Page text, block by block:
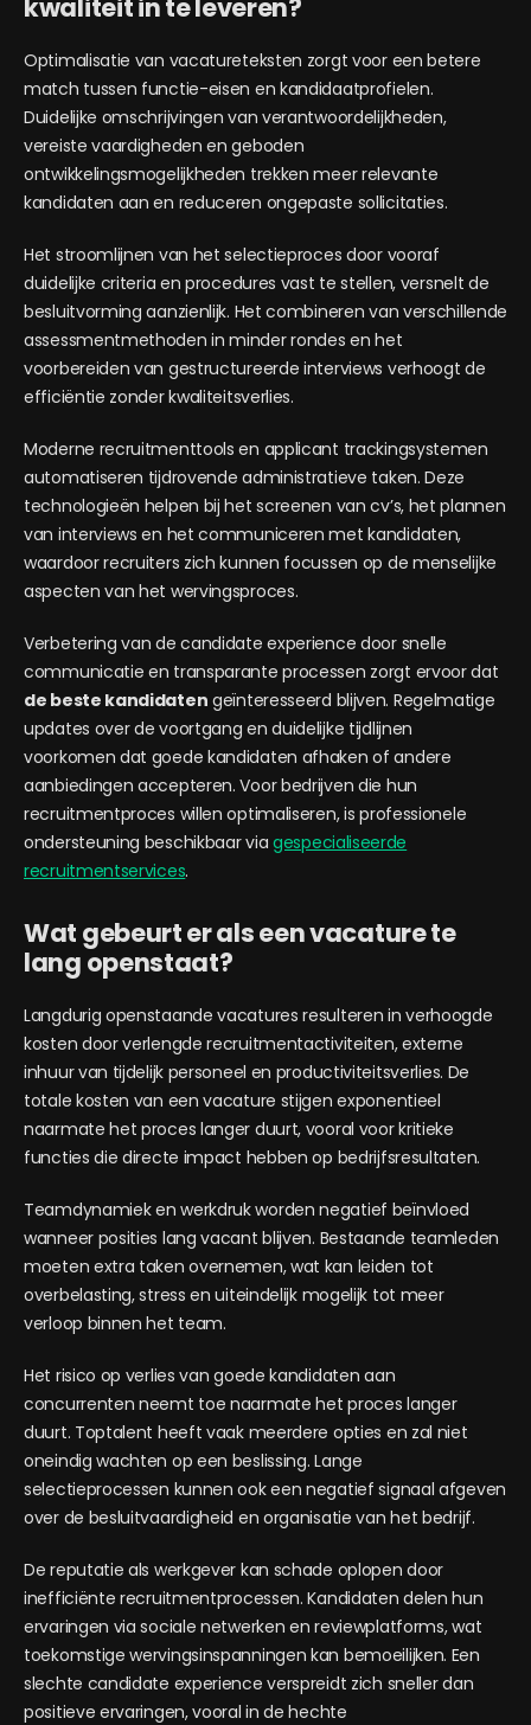
kwaliteit in te leveren?
Optimalisatie van vacatureteksten zorgt voor een betere
match tussen functie-eisen en kandidaatprofielen.
Duidelijke omschrijvingen van verantwoordelijkheden,
vereiste vaardigheden en geboden
ontwikkelingsmogelijkheden trekken meer relevante
kandidaten aan en reduceren ongepaste sollicitaties.
Het stroomlijnen van het selectieproces door vooraf
duidelijke criteria en procedures vast te stellen, versnelt de
besluitvorming aanzienlijk. Het combineren van verschillende
assessmentmethoden in minder rondes en het
voorbereiden van gestructureerde interviews verhoogt de
efficiëntie zonder kwaliteitsverlies.
Moderne recruitmenttools en applicant trackingsystemen
automatiseren tijdrovende administratieve taken. Deze
technologieën helpen bij het screenen van cv’s, het plannen
van interviews en het communiceren met kandidaten,
waardoor recruiters zich kunnen focussen op de menselijke
aspecten van het wervingsproces.
Verbetering van de candidate experience door snelle
communicatie en transparante processen zorgt ervoor dat
de beste kandidaten geïnteresseerd blijven. Regelmatige
updates over de voortgang en duidelijke tijdlijnen
voorkomen dat goede kandidaten afhaken of andere
aanbiedingen accepteren. Voor bedrijven die hun
recruitmentproces willen optimaliseren, is professionele
ondersteuning beschikbaar via gespecialiseerde
recruitmentservices.
Wat gebeurt er als een vacature te
lang openstaat?
Langdurig openstaande vacatures resulteren in verhoogde
kosten door verlengde recruitmentactiviteiten, externe
inhuur van tijdelijk personeel en productiviteitsverlies. De
totale kosten van een vacature stijgen exponentieel
naarmate het proces langer duurt, vooral voor kritieke
functies die directe impact hebben op bedrijfsresultaten.
Teamdynamiek en werkdruk worden negatief beïnvloed
wanneer posities lang vacant blijven. Bestaande teamleden
moeten extra taken overnemen, wat kan leiden tot
overbelasting, stress en uiteindelijk mogelijk tot meer
verloop binnen het team.
Het risico op verlies van goede kandidaten aan
concurrenten neemt toe naarmate het proces langer
duurt. Toptalent heeft vaak meerdere opties en zal niet
oneindig wachten op een beslissing. Lange
selectieprocessen kunnen ook een negatief signaal afgeven
over de besluitvaardigheid en organisatie van het bedrijf.
De reputatie als werkgever kan schade oplopen door
inefficiënte recruitmentprocessen. Kandidaten delen hun
ervaringen via sociale netwerken en reviewplatforms, wat
toekomstige wervingsinspanningen kan bemoeilijken. Een
slechte candidate experience verspreidt zich sneller dan
positieve ervaringen, vooral in de hechte